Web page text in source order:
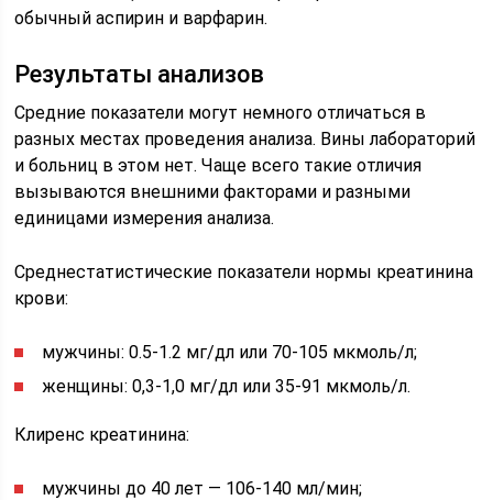
обычный аспирин и варфарин.
Результаты анализов
Средние показатели могут немного отличаться в
разных местах проведения анализа. Вины лабораторий
и больниц в этом нет. Чаще всего такие отличия
вызываются внешними факторами и разными
единицами измерения анализа.
Среднестатистические показатели нормы креатинина
крови:
мужчины: 0.5-1.2 мг/дл или 70-105 мкмоль/л;
женщины: 0,3-1,0 мг/дл или 35-91 мкмоль/л.
Клиренс креатинина:
мужчины до 40 лет — 106-140 мл/мин;